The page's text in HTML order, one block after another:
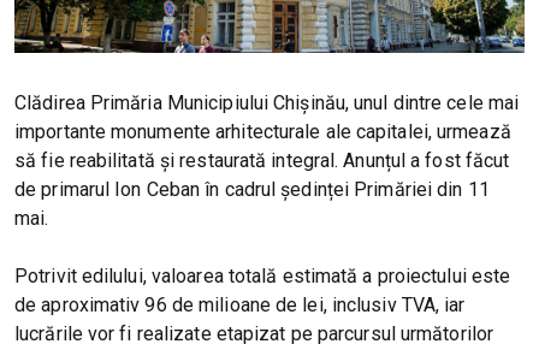
Clădirea Primăria Municipiului Chișinău, unul dintre cele mai
importante monumente arhitecturale ale capitalei, urmează
să fie reabilitată și restaurată integral. Anunțul a fost făcut
de primarul Ion Ceban în cadrul ședinței Primăriei din 11
mai.
Potrivit edilului, valoarea totală estimată a proiectului este
de aproximativ 96 de milioane de lei, inclusiv TVA, iar
lucrările vor fi realizate etapizat pe parcursul următorilor